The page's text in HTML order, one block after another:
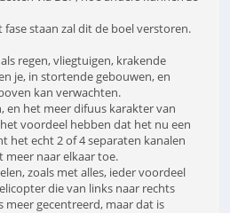
staan zal dit de boel verstoren.
regen, vliegtuigen, krakende
je, in stortende gebouwen, en
kan verwachten.
en het meer difuus karakter van
voordeel hebben dat het nu een
het echt 2 of 4 separaten kanalen
meer naar elkaar toe.
zoals met alles, ieder voordeel
die van links naar rechts
gecentreerd, maar dat is